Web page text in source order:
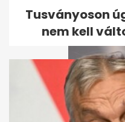
- A hét...
Tusványoson
nem kell